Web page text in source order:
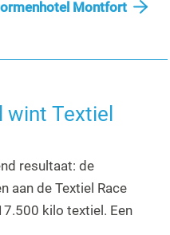
Montfort
Textiel
resultaat: de
aan de Textiel Race
kilo textiel. Een